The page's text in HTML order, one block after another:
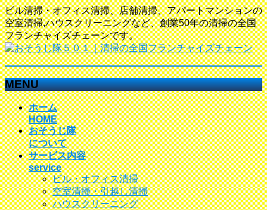
ビル清掃・オフィス清掃、店舗清掃、アパートマンションの
空室清掃,ハウスクリーニングなど、創業50年の清掃の全国
フランチャイズチェーンです。
MENU
メ
ニ
ュ
ー
を
飛
ば
す
ホーム
HOME
おそうじ隊
について
サービス内容
service
ビル・オフィス清掃
空室清掃・引越し清掃
ハウスクリーニング